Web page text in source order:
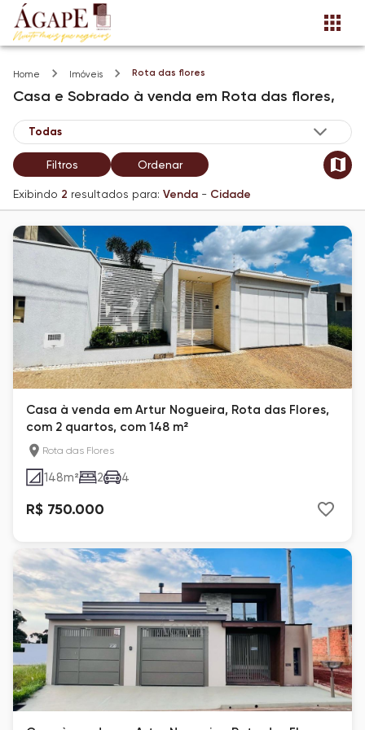
Home Imóveis Rota das flores
Casa e Sobrado à venda em Rota das flores,
Filtros Ordenar
Exibindo 2 resultados para: Venda - Cidade
Casa à venda em Artur Nogueira, Rota das Flores,
com 2 quartos, com 148 m²
Rota das Flores
148m² 2 4
R$ 750.000